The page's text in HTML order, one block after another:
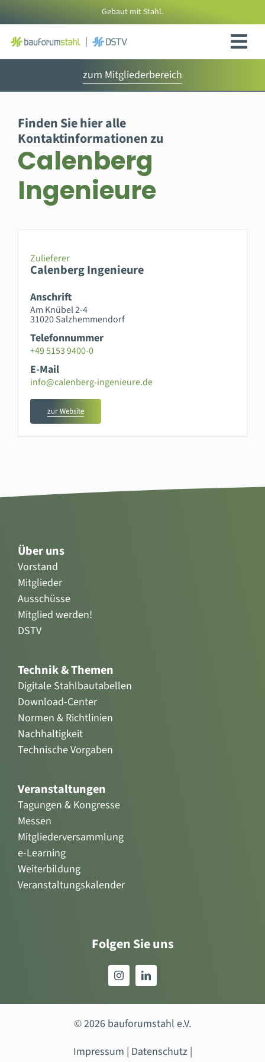
Inhalt
springen
Gebaut mit Stahl.
zum Mitgliederbereich
Finden Sie hier alle
Kontaktinformationen zu
Calenberg
Ingenieure
Zulieferer
Calenberg Ingenieure
Anschrift
Am Knübel 2-4
31020 Salzhemmendorf
Telefonnummer
+49 5153 9400-0
E-Mail
info@calenberg-ingenieure.de
zur Website
Über uns
Vorstand
Mitglieder
Ausschüsse
Mitglied werden!
DSTV
Technik & Themen
Digitale Stahlbautabellen
Download-Center
Normen & Richtlinien
Nachhaltigkeit
Technische Vorgaben
Veranstaltungen
Tagungen & Kongresse
Messen
Mitgliederversammlung
e-Learning
Weiterbildung
Veranstaltungskalender
Folgen Sie uns
© 2026 bauforumstahl e.V.
Impressum | Datenschutz|